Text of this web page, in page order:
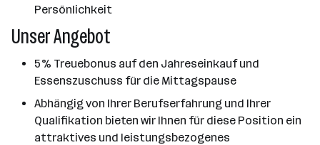
Persönlichkeit
Unser Angebot
5% Treuebonus auf den Jahreseinkauf und
Essenszuschuss für die Mittagspause
Abhängig von Ihrer Berufserfahrung und Ihrer
Qualifikation bieten wir Ihnen für diese Position ein
attraktives und leistungsbezogenes